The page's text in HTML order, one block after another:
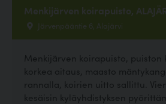
Menkijärven koirapuisto,
Järvenpääntie 6, Alajärvi
Menkijärven koirapuisto, puiston
korkea aitaus, maasto
rannalla, koirien uitto sallittu.
kesäisin kyläyhdistyksen